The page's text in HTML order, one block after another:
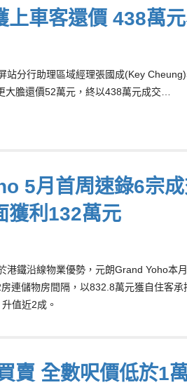
上車客還價 438萬
分行助理區域經理張國成(Key
膽還價52萬元，終以438萬元成交…
5月首周速錄6宗
獲利132萬元
鐵沿線物業優勢，元朗Grand Yoho本
連儲物房間隔，以832.8萬元獲自住客
值近2成。
賣 全數呎價低於1